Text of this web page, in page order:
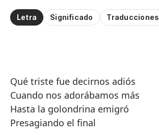
Letra Significado Traducciones
Qué triste fue decirnos adiós
Cuando nos adorábamos más
Hasta la golondrina emigró
Presagiando el final